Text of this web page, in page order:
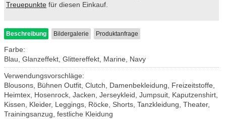
Treuepunkte für diesen Einkauf.
Beschreibung Bildergalerie Produktanfrage
Farbe:
Blau, Glanzeffekt, Glittereffekt, Marine, Navy
Verwendungsvorschläge:
Blousons, Bühnen Outfit, Clutch, Damenbekleidung, Freizeitstoffe,
Heimtex, Hosenrock, Jacken, Jerseykleid, Jumpsuit, Kaputzenshirt,
Kissen, Kleider, Leggings, Röcke, Shorts, Tanzkleidung, Theater,
Trainingsanzug, festliche Kleidung